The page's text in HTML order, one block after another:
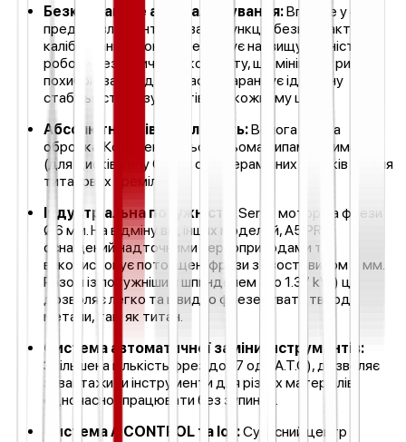
Безконтактне автокалібрування:Вперше у світі
представлена інтегрована функція безконтактного
калібрування! Вона забезпечує найвищу точність
роботи без фізичного контакту, що мінімізує ризик
похибок, заощаджує час та гарантує ідеальну
стабільність результатів при кожному циклі.
Абсолютна універсальність:Волога + суха
обробка. Комплектується трьома типами тримачів
(для дисків типу С, для склокерамічних блочків та для
титанових премілів).
Індустріальна потужність: Servo мотор та фрези
Ø6 мм. На відміну від інших моделей, A5 PRO
оснащений надточними сервоприводами та
використовує потовщені фрези з хвостовиком 6 мм.
Разом із потужнішим шпинделем (до 1.37 kW) це
дозволяє легко та швидко фрезерувати тверді
метали, такі як титан.
Система автоматичної заміни інструментів:
Збільшена кількість фрез до 17 од. (A.T.C), дозволяє
завантажити інструменти для різних матеріалів
одночасно і працювати без зупинок.
Система A CONTROL та IoT:Сучасний центр